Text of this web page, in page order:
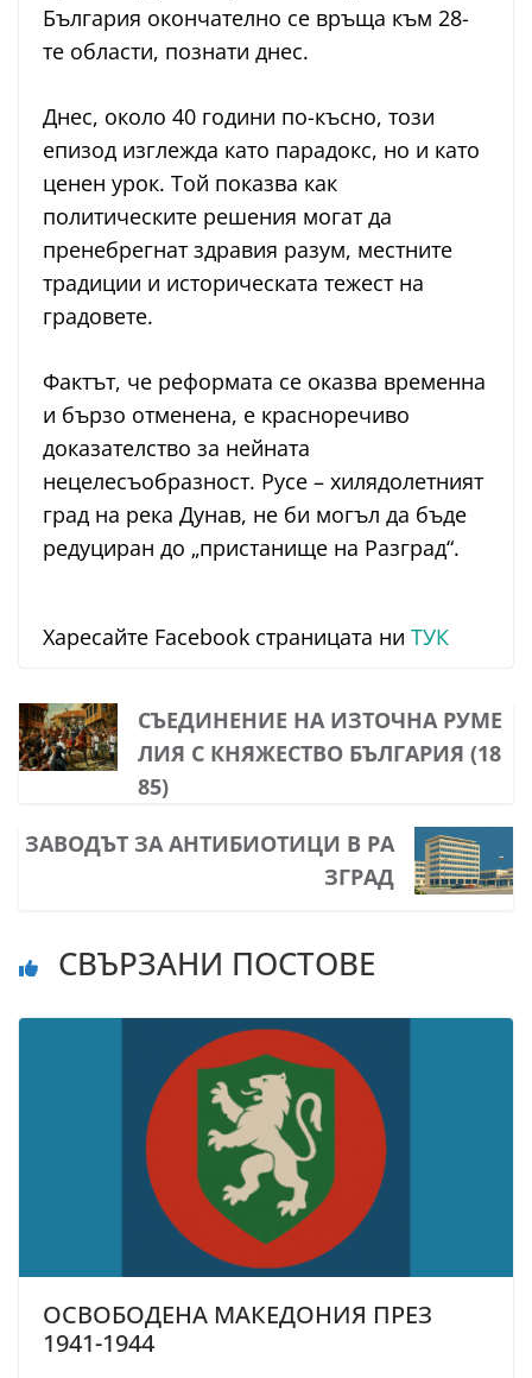
България окончателно се връща към 28-
те области, познати днес.
Днес, около 40 години по-късно, този
епизод изглежда като парадокс, но и като
ценен урок. Той показва как
политическите решения могат да
пренебрегнат здравия разум, местните
традиции и историческата тежест на
градовете.
Фактът, че реформата се оказва временна
и бързо отменена, е красноречиво
доказателство за нейната
нецелесъобразност. Русе – хилядолетният
град на река Дунав, не би могъл да бъде
редуциран до „пристанище на Разград“.
Харесайте Facebook страницата ни ТУК
СЪЕДИНЕНИЕ НА ИЗТОЧНА РУМЕ
ЛИЯ С КНЯЖЕСТВО БЪЛГАРИЯ (18
85)
ЗАВОДЪТ ЗА АНТИБИОТИЦИ В РА
ЗГРАД
СВЪРЗАНИ ПОСТОВЕ
ОСВОБОДЕНА МАКЕДОНИЯ ПРЕЗ
1941-1944